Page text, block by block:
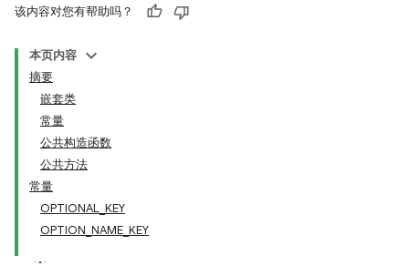
该内容对您有帮助吗？
本页内容
摘要
嵌套类
常量
公共构造函数
公共方法
常量
OPTIONAL_KEY
OPTION_NAME_KEY